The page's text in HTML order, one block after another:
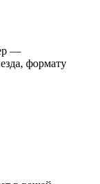
—
формату